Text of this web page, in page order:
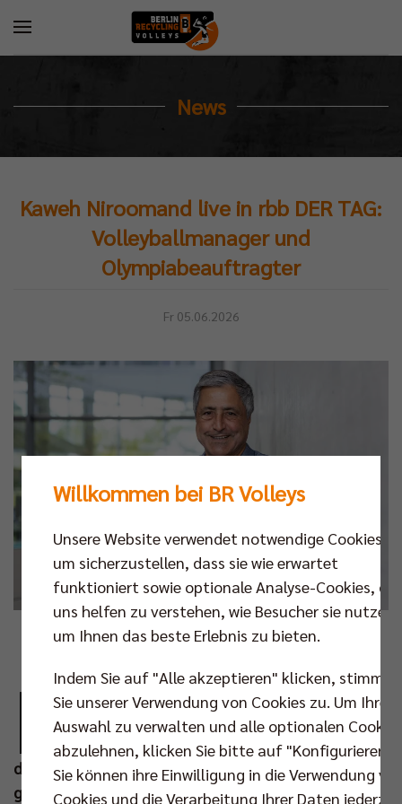
News
Kaweh Niroomand live in rbb DER TAG:
Volleyballmanager und
Olympiabeauftragter
Fr 05.06.2026
Foto: Andreas Gora
E r ist Rekordmeister – mit seinen BR Volleys!
Kaweh Niroomand hat die Charlottenburger
Volleyball-Männer sagenhafte 16-mal zum
deutschen Meistertitel und achtmal zum Pokalsieg
geführt – erst als Trainer, dann als Manager und
Willkommen bei BR Volleys
Unsere Website verwendet notwendige Cookies,
um sicherzustellen, dass sie wie erwartet
funktioniert sowie optionale Analyse-Cookies, die
uns helfen zu verstehen, wie Besucher sie nutzen,
um Ihnen das beste Erlebnis zu bieten.
Indem Sie auf "Alle akzeptieren" klicken, stimmen
Sie unserer Verwendung von Cookies zu. Um Ihre
Auswahl zu verwalten und alle optionalen Cookies
abzulehnen, klicken Sie bitte auf "Konfigurieren".
Sie können ihre Einwilligung in die Verwendung
Cookies und die Verarbeitung Ihrer Daten